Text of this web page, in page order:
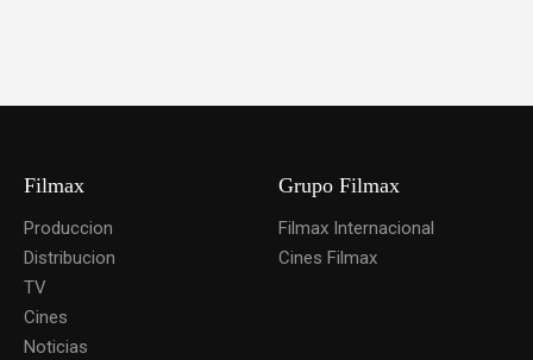
Filmax
Produccion
Distribucion
TV
Cines
Noticias
Grupo Filmax
Filmax Internacional
Cines Filmax